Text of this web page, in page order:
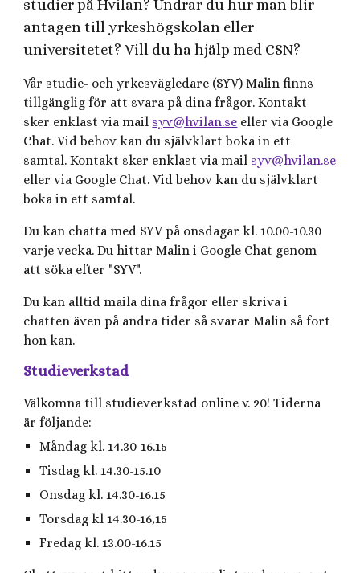
studier på Hvilan? Undrar du hur man blir
antagen till yrkeshögskolan eller
universitetet? Vill du ha hjälp med CSN?
Vår studie- och yrkesvägledare (SYV)Malin finns
tillgänglig för att svara på dina frågor. Kontakt
sker enklast via mail syv@hvilan.se eller via Google
Chat. Vid behov kan du självklart boka in ett
samtal. Kontakt sker enklast via mail syv@hvilan.se
eller via Google Chat. Vid behov kan du självklart
boka in ett samtal.
Du kan chatta med SYV på onsdagar kl. 10.00-10.30
varje vecka. Du hittarMalin i Google Chat genom
att söka efter "SYV".
Du kan alltid maila dina frågor eller skriva i
chatten även på andra tider så svararMalin så fort
hon kan.
Studieverkstad
Välkomna till studieverkstad online v. 20! Tiderna
är följande:
Måndag kl. 14.30-16.15
Tisdag kl. 14.30-15.10
Onsdag kl. 14.30-16.15
Torsdag kl 14.30-16,15
Fredag kl. 13.00-16.15